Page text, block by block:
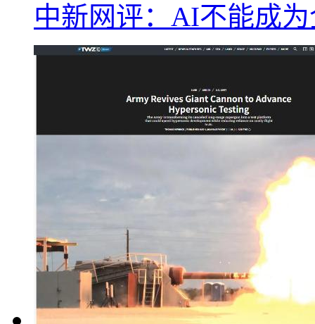
中新网评：AI不能成